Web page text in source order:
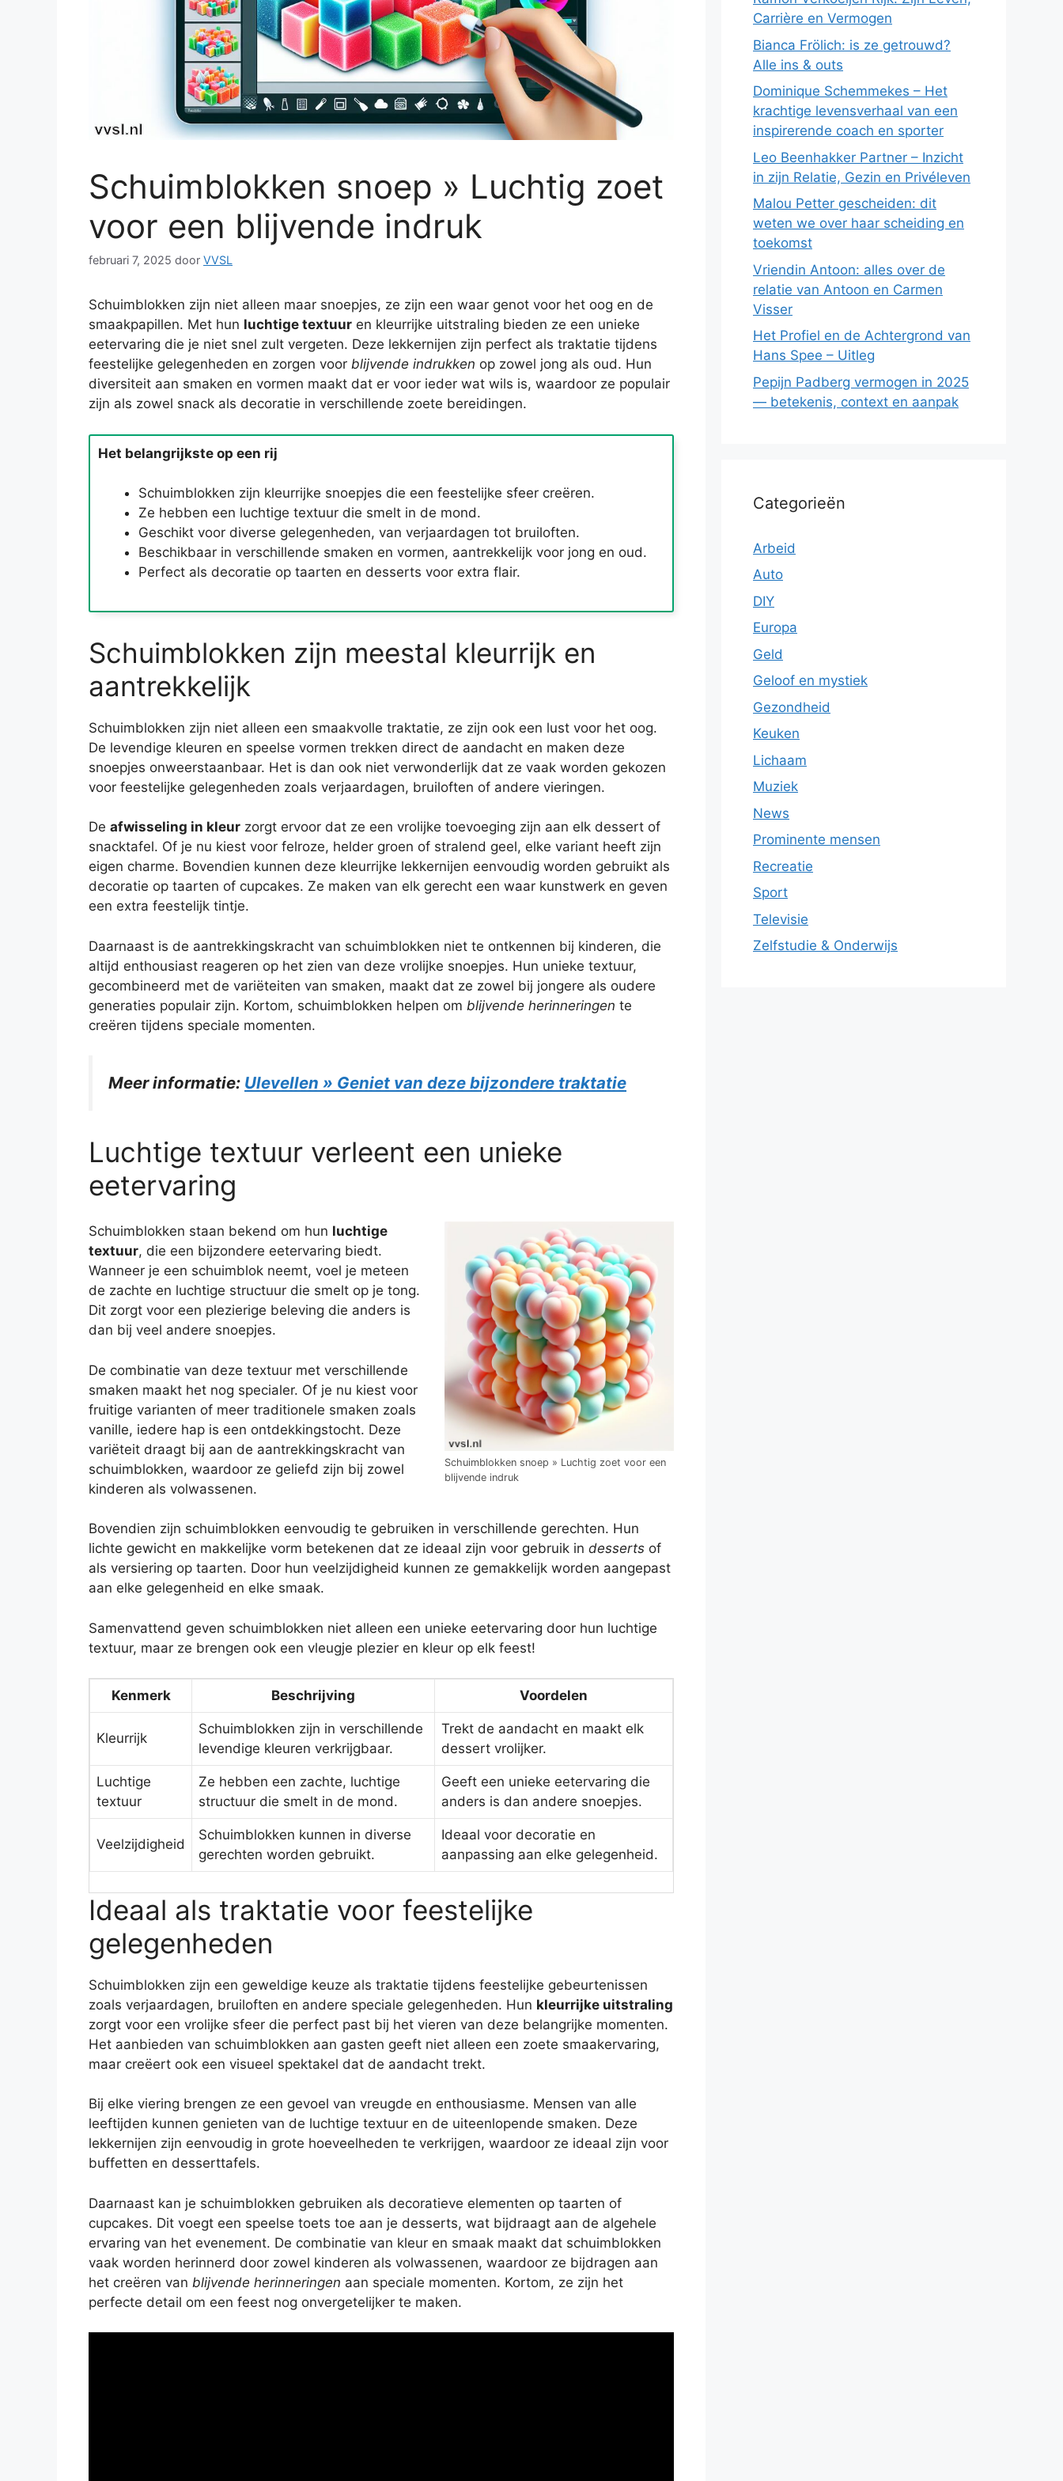
Schuimblokken snoep » Luchtig zoet
voor een blijvende indruk
februari 7, 2025 door VVSL
Schuimblokken zijn niet alleen maar snoepjes, ze zijn een waar genot voor het oog en de
smaakpapillen. Met hun luchtige textuur en kleurrijke uitstraling bieden ze een unieke
eetervaring die je niet snel zult vergeten. Deze lekkernijen zijn perfect als traktatie tijdens
feestelijke gelegenheden en zorgen voor blijvende indrukken op zowel jong als oud. Hun
diversiteit aan smaken en vormen maakt dat er voor ieder wat wils is, waardoor ze populair
zijn als zowel snack als decoratie in verschillende zoete bereidingen.
Het belangrijkste op een rij
Schuimblokken zijn kleurrijke snoepjes die een feestelijke sfeer creëren.
Ze hebben een luchtige textuur die smelt in de mond.
Geschikt voor diverse gelegenheden, van verjaardagen tot bruiloften.
Beschikbaar in verschillende smaken en vormen, aantrekkelijk voor jong en oud.
Perfect als decoratie op taarten en desserts voor extra flair.
Schuimblokken zijn meestal kleurrijk en
aantrekkelijk
Schuimblokken zijn niet alleen een smaakvolle traktatie, ze zijn ook een lust voor het oog.
De levendige kleuren en speelse vormen trekken direct de aandacht en maken deze
snoepjes onweerstaanbaar. Het is dan ook niet verwonderlijk dat ze vaak worden gekozen
voor feestelijke gelegenheden zoals verjaardagen, bruiloften of andere vieringen.
De afwisseling in kleur zorgt ervoor dat ze een vrolijke toevoeging zijn aan elk dessert of
snacktafel. Of je nu kiest voor felroze, helder groen of stralend geel, elke variant heeft zijn
eigen charme. Bovendien kunnen deze kleurrijke lekkernijen eenvoudig worden gebruikt als
decoratie op taarten of cupcakes. Ze maken van elk gerecht een waar kunstwerk en geven
een extra feestelijk tintje.
Daarnaast is de aantrekkingskracht van schuimblokken niet te ontkennen bij kinderen, die
altijd enthousiast reageren op het zien van deze vrolijke snoepjes. Hun unieke textuur,
gecombineerd met de variëteiten van smaken, maakt dat ze zowel bij jongere als oudere
generaties populair zijn. Kortom, schuimblokken helpen om blijvende herinneringen te
creëren tijdens speciale momenten.
Meer informatie: Ulevellen » Geniet van deze bijzondere traktatie
Luchtige textuur verleent een unieke
eetervaring
Schuimblokken snoep » Luchtig zoet voor een
blijvende indruk
Schuimblokken staan bekend om hun luchtige
textuur, die een bijzondere eetervaring biedt.
Wanneer je een schuimblok neemt, voel je meteen
de zachte en luchtige structuur die smelt op je tong.
Dit zorgt voor een plezierige beleving die anders is
dan bij veel andere snoepjes.
De combinatie van deze textuur met verschillende
smaken maakt het nog specialer. Of je nu kiest voor
fruitige varianten of meer traditionele smaken zoals
vanille, iedere hap is een ontdekkingstocht. Deze
variëteit draagt bij aan de aantrekkingskracht van
schuimblokken, waardoor ze geliefd zijn bij zowel
kinderen als volwassenen.
Bovendien zijn schuimblokken eenvoudig te gebruiken in verschillende gerechten. Hun
lichte gewicht en makkelijke vorm betekenen dat ze ideaal zijn voor gebruik in desserts of
als versiering op taarten. Door hun veelzijdigheid kunnen ze gemakkelijk worden aangepast
aan elke gelegenheid en elke smaak.
Samenvattend geven schuimblokken niet alleen een unieke eetervaring door hun luchtige
textuur, maar ze brengen ook een vleugje plezier en kleur op elk feest!
Kenmerk Beschrijving Voordelen
Kleurrijk
Schuimblokken zijn in verschillende
levendige kleuren verkrijgbaar.
Trekt de aandacht en maakt elk
dessert vrolijker.
Luchtige
textuur
Ze hebben een zachte, luchtige
structuur die smelt in de mond.
Geeft een unieke eetervaring die
anders is dan andere snoepjes.
Veelzijdigheid
Schuimblokken kunnen in diverse
gerechten worden gebruikt.
Ideaal voor decoratie en
aanpassing aan elke gelegenheid.
Ideaal als traktatie voor feestelijke
gelegenheden
Schuimblokken zijn een geweldige keuze als traktatie tijdens feestelijke gebeurtenissen
zoals verjaardagen, bruiloften en andere speciale gelegenheden. Hun kleurrijke uitstraling
zorgt voor een vrolijke sfeer die perfect past bij het vieren van deze belangrijke momenten.
Het aanbieden van schuimblokken aan gasten geeft niet alleen een zoete smaakervaring,
maar creëert ook een visueel spektakel dat de aandacht trekt.
Bij elke viering brengen ze een gevoel van vreugde en enthousiasme. Mensen van alle
leeftijden kunnen genieten van de luchtige textuur en de uiteenlopende smaken. Deze
lekkernijen zijn eenvoudig in grote hoeveelheden te verkrijgen, waardoor ze ideaal zijn voor
buffetten en desserttafels.
Daarnaast kan je schuimblokken gebruiken als decoratieve elementen op taarten of
cupcakes. Dit voegt een speelse toets toe aan je desserts, wat bijdraagt aan de algehele
ervaring van het evenement. De combinatie van kleur en smaak maakt dat schuimblokken
vaak worden herinnerd door zowel kinderen als volwassenen, waardoor ze bijdragen aan
het creëren van blijvende herinneringen aan speciale momenten. Kortom, ze zijn het
perfecte detail om een feest nog onvergetelijker te maken.
Carrière en Vermogen
Bianca Frölich: is ze getrouwd?
Alle ins & outs
Dominique Schemmekes – Het
krachtige levensverhaal van een
inspirerende coach en sporter
Leo Beenhakker Partner – Inzicht
in zijn Relatie, Gezin en Privéleven
Malou Petter gescheiden: dit
weten we over haar scheiding en
toekomst
Vriendin Antoon: alles over de
relatie van Antoon en Carmen
Visser
Het Profiel en de Achtergrond van
Hans Spee – Uitleg
Pepijn Padberg vermogen in 2025
— betekenis, context en aanpak
Categorieën
Arbeid
Auto
DIY
Europa
Geld
Geloof en mystiek
Gezondheid
Keuken
Lichaam
Muziek
News
Prominente mensen
Recreatie
Sport
Televisie
Zelfstudie & Onderwijs